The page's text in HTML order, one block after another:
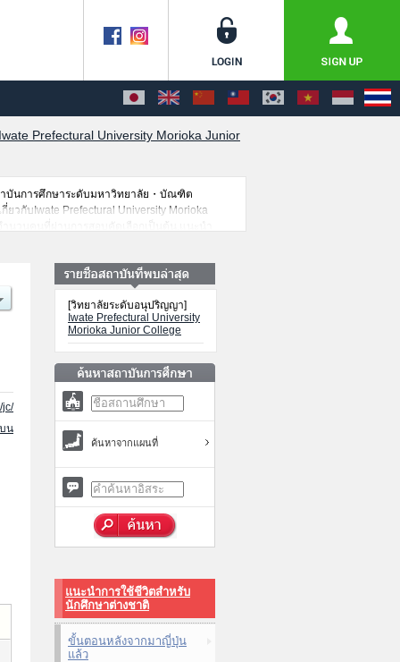
Prefectural University Morioka Junior
ถาบันการศึกษาระดับมหาวิทยาลัย・บัณฑิต
วกับIwate Prefectural University Morioka
jc/
น
[วิทยาลัยระดับอนุปริญญา]
Iwate Prefectural University
Morioka Junior College
ค้นหาจากแผนที่
แนะนำการใช้ชีวิตสำหรับ
นักศึกษาต่างชาติ
ขั้นตอนหลังจากมาญี่ปุ่น
แล้ว